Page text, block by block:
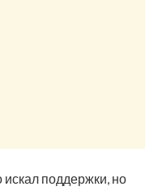
поддержки, но